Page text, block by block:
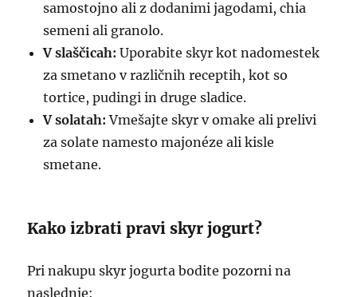
samostojno ali z dodanimi jagodami, chia
semeni ali granolo.
V slaščicah: Uporabite skyr kot nadomestek
za smetano v različnih receptih, kot so
tortice, pudingi in druge sladice.
V solatah: Vmešajte skyr v omake ali prelivi
za solate namesto majonéze ali kisle
smetane.
Kako izbrati pravi skyr jogurt?
Pri nakupu skyr jogurta bodite pozorni na
naslednje: